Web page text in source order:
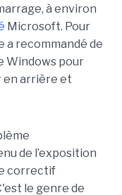
à environ
Microsoft. Pour
a recommandé de
Windows pour
en arrière et
de l’exposition
correctif
le genre de